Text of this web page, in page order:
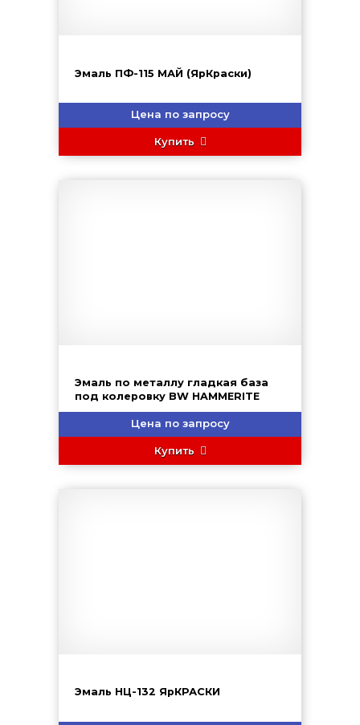
Эмаль ПФ-115 МАЙ (ЯрКраски)
Цена по запросу
Купить
Эмаль по металлу гладкая база
под колеровку BW HAMMERITE
Цена по запросу
Купить
Эмаль НЦ-132 ЯрКРАСКИ